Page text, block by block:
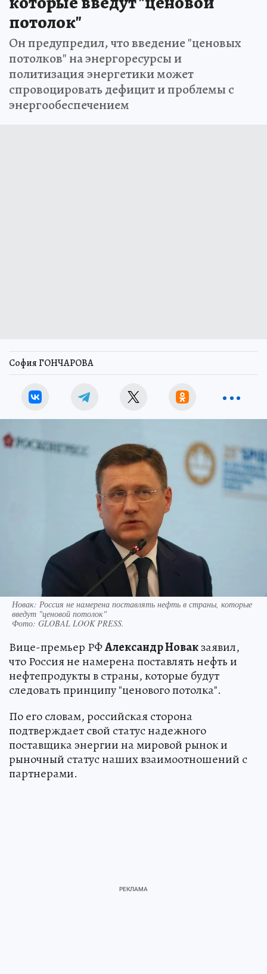
потолок"
Он предупредил, что введение "ценовых
потолков" на энергоресурсы и
политизация энергетики может
спровоцировать дефицит и проблемы с
энергообеспечением
София ГОНЧАРОВА
Новак: Россия не намерена поставлять нефть в страны, которые
введут "ценовой потолок"
Фото: GLOBAL LOOK PRESS.
Вице-премьер РФАлександр Новакзаявил,
что Россия не намерена поставлять нефть и
нефтепродукты в страны, которые будут
следовать принципу "ценового потолка".
По его словам, российская сторона
подтверждает свой статус надежного
поставщика энергии на мировой рынок и
рыночный статус наших взаимоотношений с
партнерами.